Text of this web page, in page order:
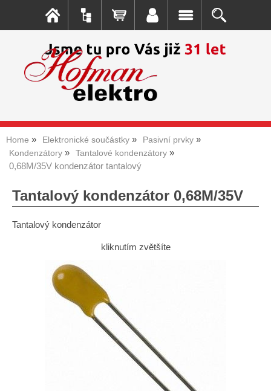
Home Elektronické součástky
Pasivní prvky
Kondenzátory
Tantalové kondenzátory
0,68M/35V kondenzátor tantalový
Tantalový kondenzátor 0,68M/35V
Tantalový kondenzátor
kliknutím zvětšíte